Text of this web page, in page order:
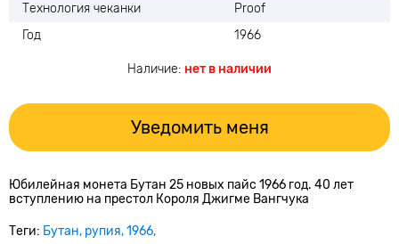
Технология чеканки
Proof
Год
1966
Наличие: нет в наличии
Уведомить меня
Юбилейная монета Бутан 25 новых пайс 1966 год. 40 лет
вступлению на престол Короля Джигме Вангчука
Теги: Бутан рупия 1966